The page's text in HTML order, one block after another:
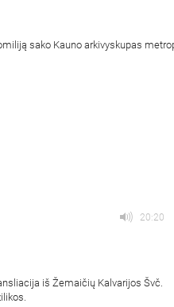
sako Kauno arkivyskupas
20:20
iš Žemaičių Kalvarijos Švč.